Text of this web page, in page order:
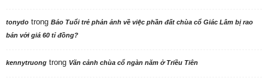
tonydo trong Báo Tuổi trẻ phản ảnh về việc phần đất chùa cổ Giác Lâm bị rao
bán với giá 60 tỉ đồng?
kennytruong trong Vãn cảnh chùa cổ ngàn năm ở Triều Tiên